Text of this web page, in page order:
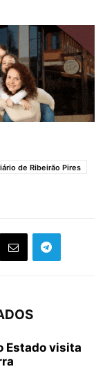
de Ribeirão Pires
Estado visita